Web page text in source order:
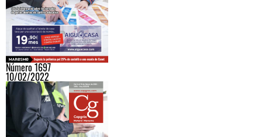
Número 1697
10/02/2022